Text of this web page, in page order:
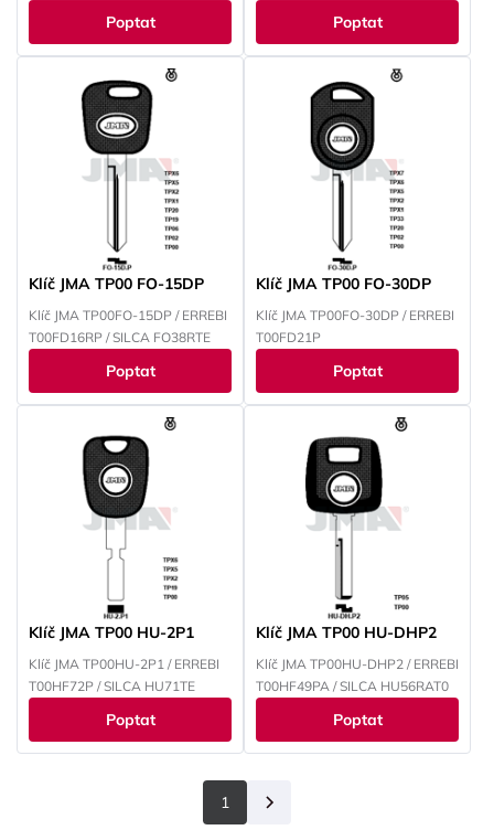
Poptat Poptat
Klíč JMA TP00 FO-15DP
Klíč JMA TP00FO-15DP / ERREBI
T00FD16RP / SILCA FO38RTE
Poptat
Klíč JMA TP00 FO-30DP
Klíč JMA TP00FO-30DP / ERREBI
T00FD21P
Poptat
Klíč JMA TP00 HU-2P1
Klíč JMA TP00HU-2P1 / ERREBI
T00HF72P / SILCA HU71TE
Poptat
Klíč JMA TP00 HU-DHP2
Klíč JMA TP00HU-DHP2 / ERREBI
T00HF49PA / SILCA HU56RAT0
Poptat
1